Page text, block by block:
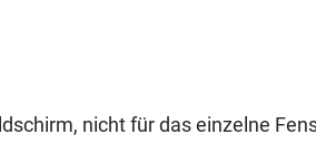
nicht für das einzelne